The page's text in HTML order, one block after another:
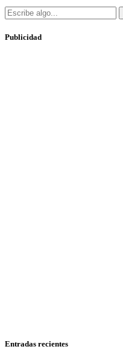
Publicidad
Entradas recientes